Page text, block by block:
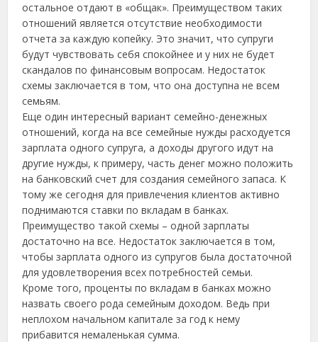
остальное отдают в «общак». Преимуществом таких
отношений является отсутствие необходимости
отчета за каждую копейку. Это значит, что супруги
будут чувствовать себя спокойнее и у них не будет
скандалов по финансовым вопросам. Недостаток
схемы заключается в том, что она доступна не всем
семьям.
Еще один интересный вариант семейно-денежных
отношений, когда на все семейные нужды расходуется
зарплата одного супруга, а доходы другого идут на
другие нужды, к примеру, часть денег можно положить
на банковский счет для создания семейного запаса. К
тому же сегодня для привлечения клиентов активно
поднимаются ставки по вкладам в банках.
Преимущество такой схемы – одной зарплаты
достаточно на все. Недостаток заключается в том,
чтобы зарплата одного из супругов была достаточной
для удовлетворения всех потребностей семьи.
Кроме того, проценты по вкладам в банках можно
назвать своего рода семейным доходом. Ведь при
неплохом начальном капитале за год к нему
прибавится немаленькая сумма.